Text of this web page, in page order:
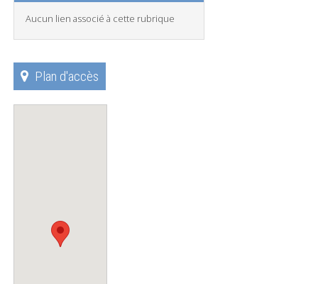
Aucun lien associé à cette rubrique
Plan d'accès